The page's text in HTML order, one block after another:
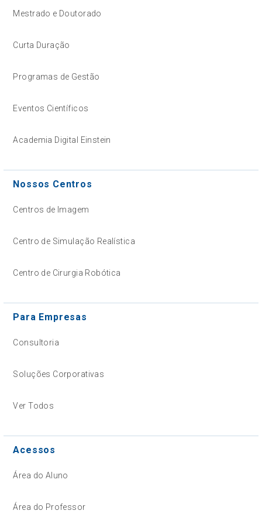
Mestrado e Doutorado
Curta Duração
Programas de Gestão
Eventos Científicos
Academia Digital Einstein
Nossos Centros
Centros de Imagem
Centro de Simulação Realística
Centro de Cirurgia Robótica
Para Empresas
Consultoria
Soluções Corporativas
Ver Todos
Acessos
Área do Aluno
Área do Professor